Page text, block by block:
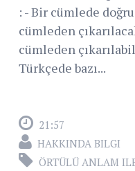
: - Bir cümlede
cümleden
cümleden
Türkçede bazı...
21:57
HAKKINDA BILGI
ÖRTÜLÜ ANLAM